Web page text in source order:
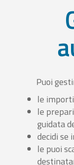
Puoi
le
le
guidata
decidi se
le puoi